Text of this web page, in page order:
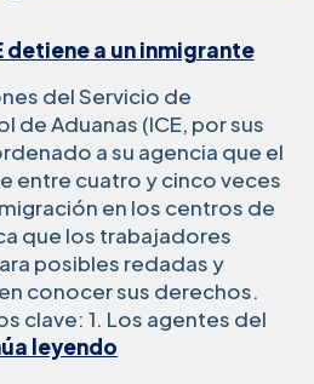
del Servicio de
de Aduanas (ICE, por sus
a su agencia que el
entre cuatro y cinco veces
en los centros de
que los trabajadores
posibles redadas y
conocer sus derechos.
clave: 1. Los agentes del
leyendo